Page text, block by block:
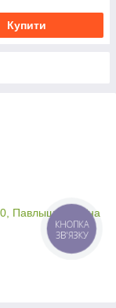
Купити
Павлыш, Україна
КНОПКА
ЗВ'ЯЗКУ